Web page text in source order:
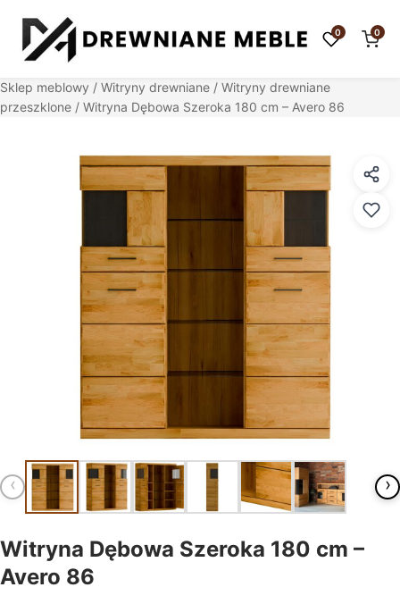
0 0
Sklep meblowy / Witryny drewniane / Witryny drewniane
przeszklone / Witryna Dębowa Szeroka 180 cm – Avero 86
‹ ›
Witryna Dębowa Szeroka 180 cm –
Avero 86